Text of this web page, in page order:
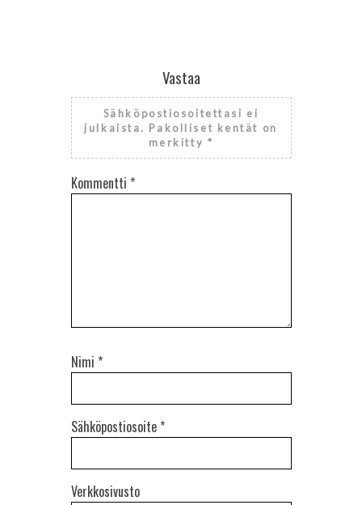
Vastaa
Sähköpostiosoitettasi ei
julkaista. Pakolliset kentät on
merkitty *
Kommentti *
Nimi *
Sähköpostiosoite *
Verkkosivusto